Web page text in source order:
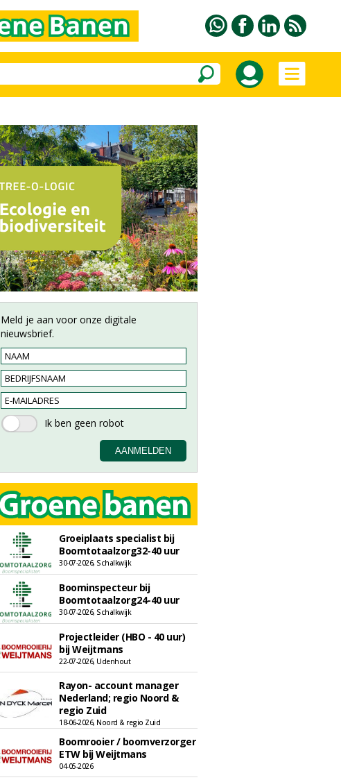
Meld je aan voor onze digitale
nieuwsbrief.
Groeiplaats specialist bij
Boomtotaalzorg32-40 uur
30-07-2026, Schalkwijk
Boominspecteur bij
Boomtotaalzorg24-40 uur
30-07-2026, Schalkwijk
Projectleider (HBO - 40 uur)
bij Weijtmans
22-07-2026, Udenhout
Rayon- account manager
Nederland; regio Noord &
regio Zuid
18-06-2026, Noord & regio Zuid
Boomrooier / boomverzorger
ETW bij Weijtmans
04-05-2026